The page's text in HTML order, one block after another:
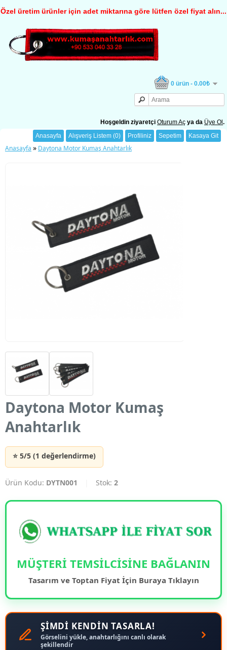
Özel üretim ürünler için adet miktarına göre lütfen özel fiyat alın...
0 ürün - 0.00₺
Hoşgeldin ziyaretçi Oturum Aç ya da Üye Ol .
Anasayfa
Alışveriş Listem (0) Profiliniz Sepetim Kasaya Git
Anasayfa » Daytona Motor Kumaş Anahtarlık
Daytona Motor Kumaş
Anahtarlık
⭐ 5/5 (1 değerlendirme)
Ürün Kodu: DYTN001 Stok: 2
MÜŞTERİ TEMSİLCİSİNE BAĞLANIN
Tasarım ve Toptan Fiyat İçin Buraya Tıklayın
ŞİMDİ KENDİN TASARLA!
Görselini yükle, anahtarlığını canlı olarak
şekillendir